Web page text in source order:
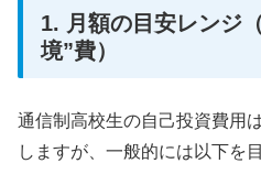
1. 月額の目安レンジ
境”費）
通信制高校生の自己投資費用
しますが、一般的には以下を